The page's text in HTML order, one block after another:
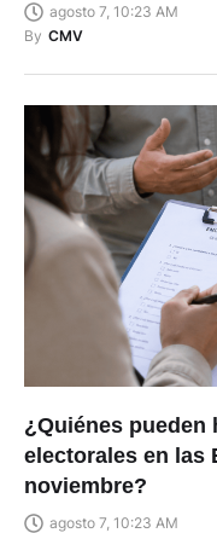
agosto 7, 10:23 AM
By CMV
¿Quiénes
electorales en las
noviembre?
agosto 7, 10:23 AM